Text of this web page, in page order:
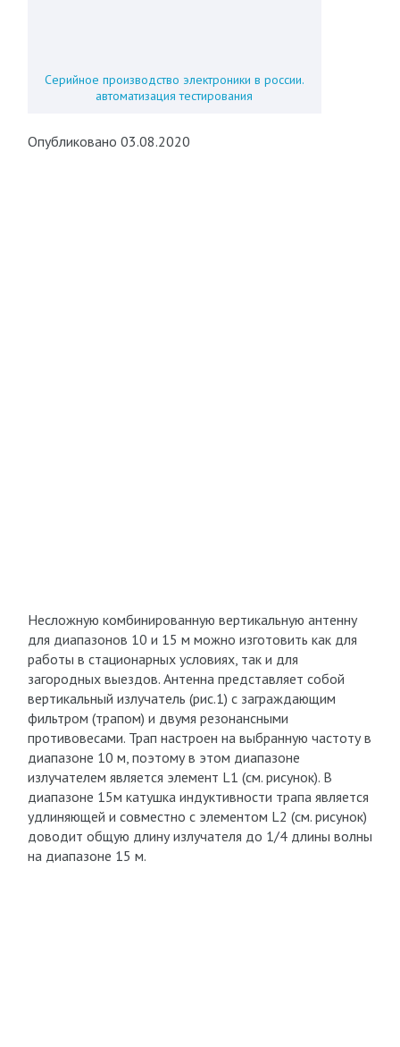
Серийное производство электроники в россии.
автоматизация тестирования
Опубликовано 03.08.2020
Несложную комбинированную вертикальную антенну
для диапазонов 10 и 15 м можно изготовить как для
работы в стационарных условиях, так и для
загородных выездов. Антенна представляет собой
вертикальный излучатель (рис.1) с заграждающим
фильтром (трапом) и двумя резонансными
противовесами. Трап настроен на выбранную частоту в
диапазоне 10 м, поэтому в этом диапазоне
излучателем является элемент L1 (см. рисунок). В
диапазоне 15м катушка индуктивности трапа является
удлиняющей и совместно с элементом L2 (см. рисунок)
доводит общую длину излучателя до 1/4 длины волны
на диапазоне 15 м.